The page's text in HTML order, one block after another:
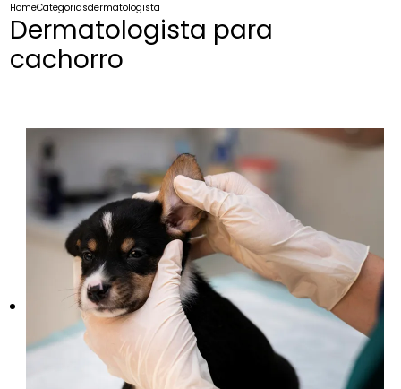
HomeCategoriasdermatologista cachorro
Dermatologista para
cachorro